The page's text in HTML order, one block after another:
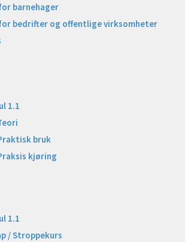
barnehager
bedrifter og offentlige virksomheter
1.1
bruk
kjøring
1.1
/ Stroppekurs